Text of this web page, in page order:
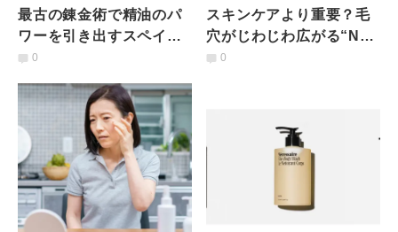
最古の錬金術で精油のパ
ワーを引き出すスペイン
発「ALQVIMIA」
0
スキンケアより重要？毛
穴がじわじわ広がる“NG
食習慣”とは｜管理栄養士
0